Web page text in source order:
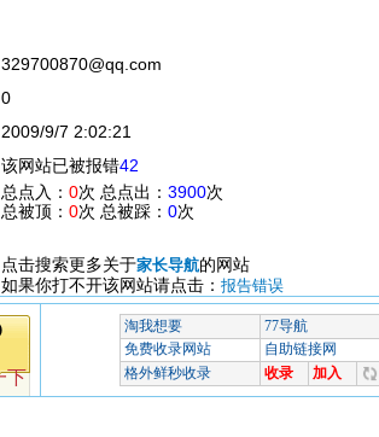
329700870@qq.com
0
2009/9/7 2:02:21
该网站已被报错42
总点入： 0次 总点出： 3900次
总被顶： 0次 总被踩： 0次
点击搜索更多关于家长导航的网站
如果你打不开该网站请点击： 报告错误